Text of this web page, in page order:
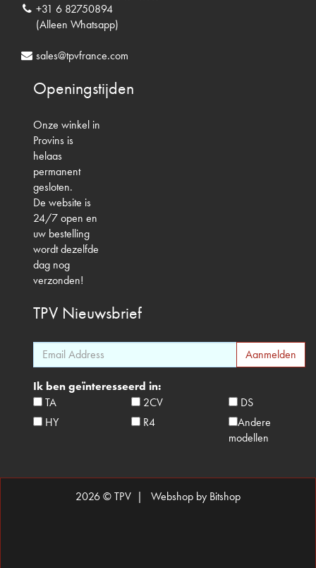
+31 6 82750894
(Alleen Whatsapp)
sales@tpvfrance.com
Openingstijden
Onze winkel in
Provins is
helaas
permanent
gesloten.
De website is
24/7 open en
uw bestelling
wordt dezelfde
dag nog
verzonden!
TPV Nieuwsbrief
Ik ben geïnteresseerd in:
TA
2CV
DS
HY
R4
Andere
modellen
2026 © TPV | Webshop by Bitshop